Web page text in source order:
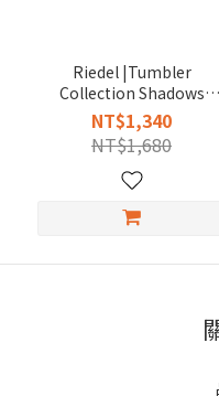
Riedel |Tumbler
Collection Shadows
Whisky 威士忌對杯 (2入)
NT$1,340
NT$1,680